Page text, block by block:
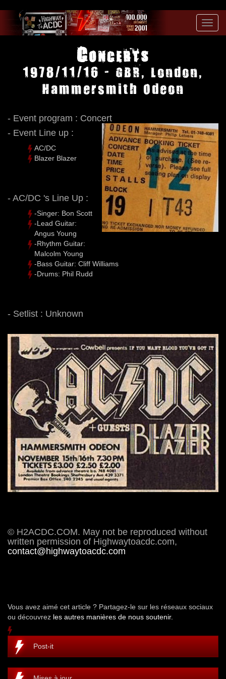
Concerts
1978/11/16 - GBR, London,
Hammersmith Odeon
- Event program : Concert
- Event Line up :
AC/DC
Blazer Blazer
- AC/DC 's Line Up :
-Singer: Bon Scott
-Lead Guitar:
Angus Young
-Rhythm Guitar:
Malcolm Young
-Bass Guitar: Cliff Williams
-Drums: Phil Rudd
- Setlist : Unknown
© H2ACDC.COM. May not be reproduced without
written permission of Highwaytoacdc.com,
contact@highwaytoacdc.com
Vous avez aimé cet article ? Partagez-le sur les réseaux sociaux
ou découvrez les autres manières de nous soutenir.
Post-it